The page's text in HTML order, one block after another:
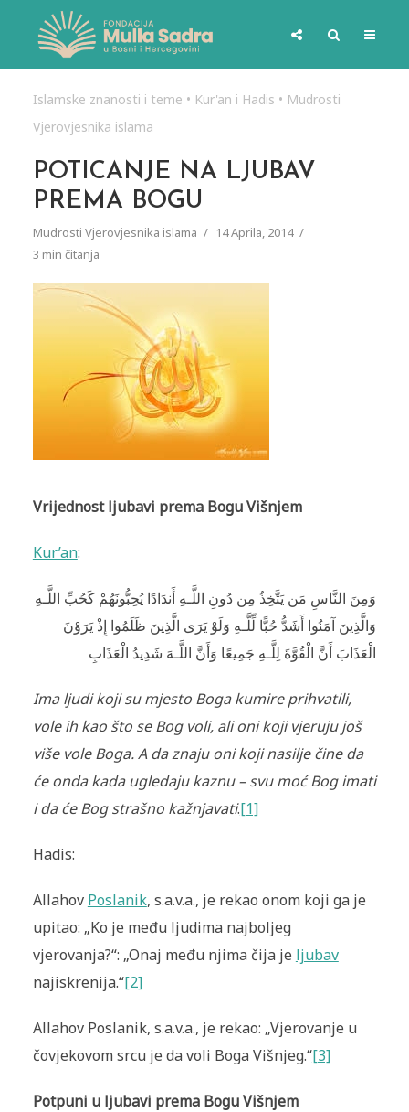
Islamske znanosti i teme • Kur'an i Hadis • Mudrosti
Vjerovjesnika islama
POTICANJE NA LJUBAV
PREMA BOGU
Mudrosti Vjerovjesnika islama
14 Aprila, 2014
3 min čitanja
Vrijednost ljubavi prema Bogu Višnjem
Kur’an:
وَمِنَ النَّاسِ مَن يَتَّخِذُ مِن دُونِ اللَّـهِ أَندَادًا يُحِبُّونَهُمْ كَحُبِّ اللَّـهِ
وَالَّذِينَ آمَنُوا أَشَدُّ حُبًّا لِّلَّـهِ وَلَوْ يَرَ‌ى الَّذِينَ ظَلَمُوا إِذْ يَرَ‌وْنَ
الْعَذَابَ أَنَّ الْقُوَّةَ لِلَّـهِ جَمِيعًا وَأَنَّ اللَّـهَ شَدِيدُ الْعَذَابِ
Ima ljudi koji su mjesto Boga kumire prihvatili,
vole ih kao što se Bog voli, ali oni koji vjeruju još
više vole Boga. A da znaju oni koji nasilje čine da
će onda kada ugledaju kaznu – svu moć Bog imati
i da će Bog strašno kažnjavati.[1]
Hadis:
Allahov Poslanik, s.a.v.a., je rekao onom koji ga je
upitao: „Ko je među ljudima najboljeg
vjerovanja?“: „Onaj među njima čija je ljubav
najiskrenija.“[2]
Allahov Poslanik, s.a.v.a., je rekao: „Vjerovanje u
čovjekovom srcu je da voli Boga Višnjeg.“[3]
Potpuni u ljubavi prema Bogu Višnjem